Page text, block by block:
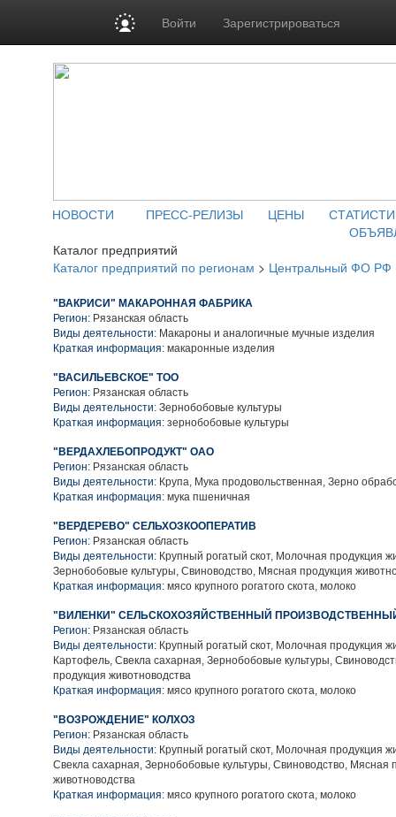
Войти Зарегистрироваться
НОВОСТИ ПРЕСС-РЕЛИЗЫ ЦЕНЫ
Каталог предприятий
Каталог предприятий по регионам > Центральный ФО РФ
"ВАКРИСИ" МАКАРОННАЯ ФАБРИКА
Регион: Рязанская область
Виды деятельности: Макароны и аналогичные мучные изделия
Краткая информация: макаронные изделия
"ВАСИЛЬЕВСКОЕ" ТОО
Регион: Рязанская область
Виды деятельности: Зернобобовые культуры
Краткая информация: зернобобовые культуры
"ВЕРДАХЛЕБОПРОДУКТ" ОАО
Регион: Рязанская область
Виды деятельности: Крупа, Мука продовольственная, Зерно
Краткая информация: мука пшеничная
"ВЕРДЕРЕВО" СЕЛЬХОЗКООПЕРАТИВ
Регион: Рязанская область
Виды деятельности: Крупный рогатый скот, Молочная продукция
Зернобобовые культуры, Свиноводство, Мясная продукция
Краткая информация: мясо крупного рогатого скота, молоко
"ВИЛЕНКИ" СЕЛЬСКОХОЗЯЙСТВЕННЫЙ
Регион: Рязанская область
Виды деятельности: Крупный рогатый скот, Молочная продукция
Картофель, Свекла сахарная, Зернобобовые культуры,
продукция животноводства
Краткая информация: мясо крупного рогатого скота, молоко
"ВОЗРОЖДЕНИЕ" КОЛХОЗ
Регион: Рязанская область
Виды деятельности: Крупный рогатый скот, Молочная продукция
Свекла сахарная, Зернобобовые культуры, Свиноводство, Мясная
животноводства
Краткая информация: мясо крупного рогатого скота, молоко